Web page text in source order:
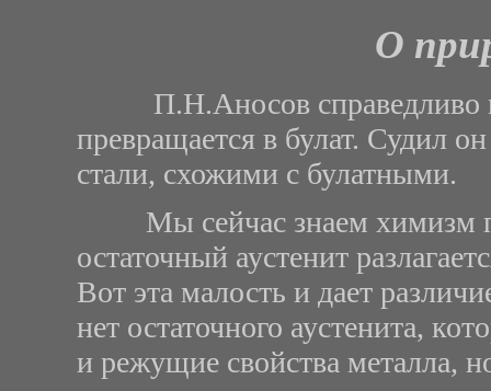
О
П.Н.Аносов справедливо
превращается в булат. Судил
стали, схожими с булатными.
Мы сейчас знаем химизм
остаточный аустенит
Вот эта малость и дает
нет остаточного аустенита,
и режущие свойства металла,